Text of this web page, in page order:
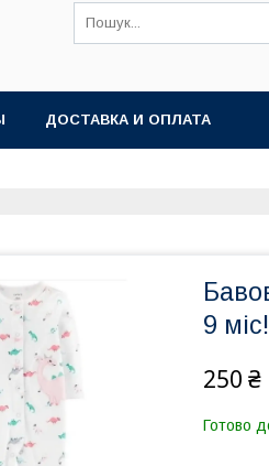
ДОСТАВКА И ОПЛАТА
9 міс!
250 ₴
Готово